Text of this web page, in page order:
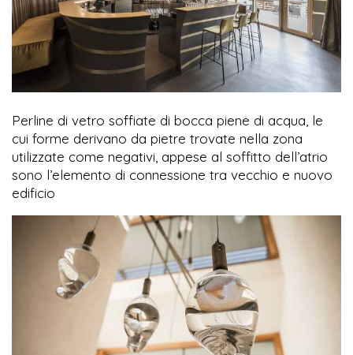
Perline di vetro soffiate di bocca piene di acqua, le
cui forme derivano da pietre trovate nella zona
utilizzate come negativi, appese al soffitto dell’atrio
sono l’elemento di connessione tra vecchio e nuovo
edificio